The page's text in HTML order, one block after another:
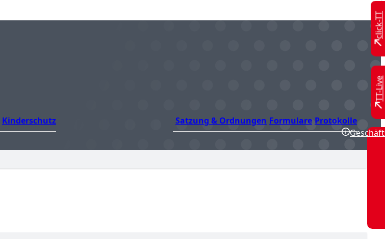
Kinderschutz Satzung & Ordnungen Formulare Protokolle
click-TT
TT-Live